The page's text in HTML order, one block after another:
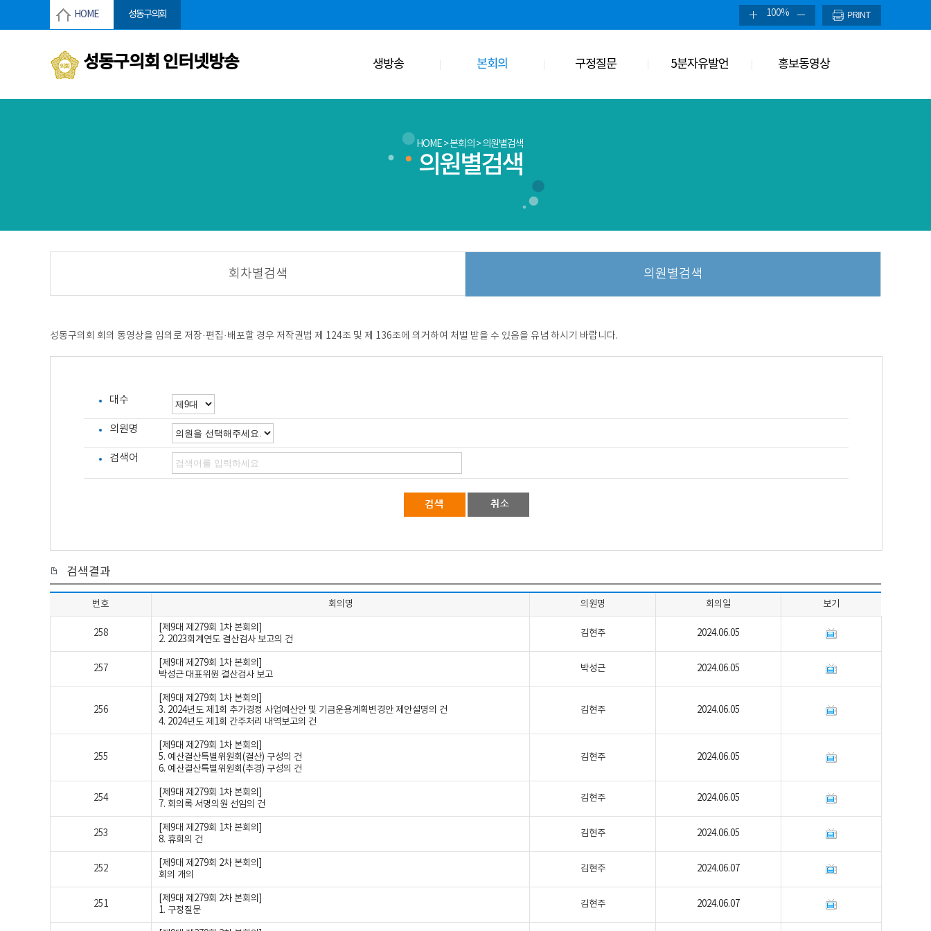
성동구의회 인터넷방송
HOME 성동구의회 100%
생방송 본회의 구정질문 5분자유발언 홍보동영상
HOME>본회의 > 의원별검색
의원별검색
회차별검색 의원별검색
성동구의회 회의 동영상을 임의로 저장·편집·배포할 경우 저작권법 제 124조 및 제 136조에 의거하여 처벌 받을 수 있음을 유념 하시기 바랍니다.
대수
의원명
검색어
검색결과
번호 회의명 의원명 회의일 보기
258
[제9대 제279회 1차 본회의]
2. 2023회계연도 결산검사 보고의 건
김현주 2024.06.05
257
[제9대 제279회 1차 본회의]
박성근 대표위원 결산검사 보고
박성근 2024.06.05
256
[제9대 제279회 1차 본회의]
3. 2024년도 제1회 추가경정 사업예산안 및 기금운용계획변경안 제안설명의 건
4. 2024년도 제1회 간주처리 내역보고의 건
김현주 2024.06.05
255
[제9대 제279회 1차 본회의]
5. 예산결산특별위원회(결산) 구성의 건
6. 예산결산특별위원회(추경) 구성의 건
김현주 2024.06.05
254
[제9대 제279회 1차 본회의]
7. 회의록 서명의원 선임의 건
김현주 2024.06.05
253
[제9대 제279회 1차 본회의]
8. 휴회의 건
김현주 2024.06.05
252
[제9대 제279회 2차 본회의]
회의 개의
김현주 2024.06.07
251
[제9대 제279회 2차 본회의]
1. 구정질문
김현주 2024.06.07